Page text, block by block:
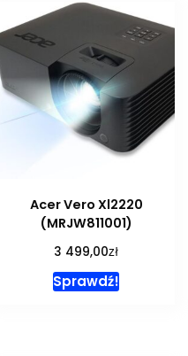
Acer Vero Xl2220
(MRJW811001)
3 499,00zł
Sprawdź!